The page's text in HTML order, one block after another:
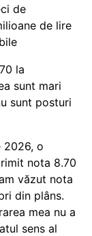
de
de lire
la
sunt mari
sunt posturi
2026, o
nota 8.70
văzut nota
din plâns.
mea nu a
sens al